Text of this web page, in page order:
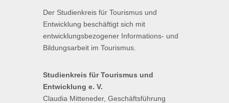
Der Studienkreis für Tourismus und
Entwicklung beschäftigt sich mit
entwicklungsbezogener Informations- und
Bildungsarbeit im Tourismus.
Studienkreis für Tourismus und
Entwicklung e. V.
Claudia Mitteneder, Geschäftsführung